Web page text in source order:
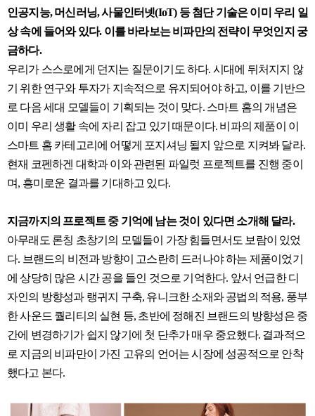
인공지능, 머신러닝, 사물인터넷(IoT) 등 첨단 기술은 이미 우리 일
상 속에 들어와 있다. 이를 바라보는 비파만의 전략이 무엇인지 궁
금하다.
우리가 스스로에게 던지는 질문이기도 하다. 시대에 뒤처지지 않
기 위한 연구와 투자가 지속적으로 유지되어야 하고, 이를 기반으
로 다음 세대 모델들이 기획되는 것이 맞다. 스마트 홈의 개념은
이미 우리 생활 속에 자리 잡고 있기 때문이다. 비파의 제품이 이
스마트 홈 카테고리에 어떻게 포지셔닝 될지 앞으로 지켜봐 달라.
현재 코펜하겐 대학과 이와 관련된 파일럿 프로젝트를 진행 중이
며, 흥미로운 결과를 기대하고 있다.
지금까지의 프로젝트 중 기억에 남는 것이 있다면 소개해 달라.
아무래도 론칭 초창기의 모델들이 가장 힘들면서도 보람이 있었
다. 브랜드의 비전과 방향이 고스란히 드러나야 하는 제품이었기
에 상당히 많은 시간 공을 들인 것으로 기억한다. 앞서 언급한 디
자인의 방향성과 랭귀지 구축, 유니크한 소재와 공법의 적용, 풍부
한 사운드 퀄리티의 실현 등, 초반에 정해진 브랜드의 방향성은 중
간에 변경하기가 쉽지 않기에 첫 단추가 매우 중요했다. 결과적으
로 지금의 비파만이 가진 고유의 언어는 시장에 성공적으로 안착
했다고 본다.